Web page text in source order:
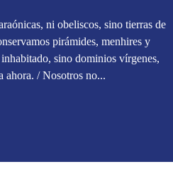
ni obeliscos, sino tierras de
pirámides, menhires y
sino dominios vírgenes,
ahora. / Nosotros no...